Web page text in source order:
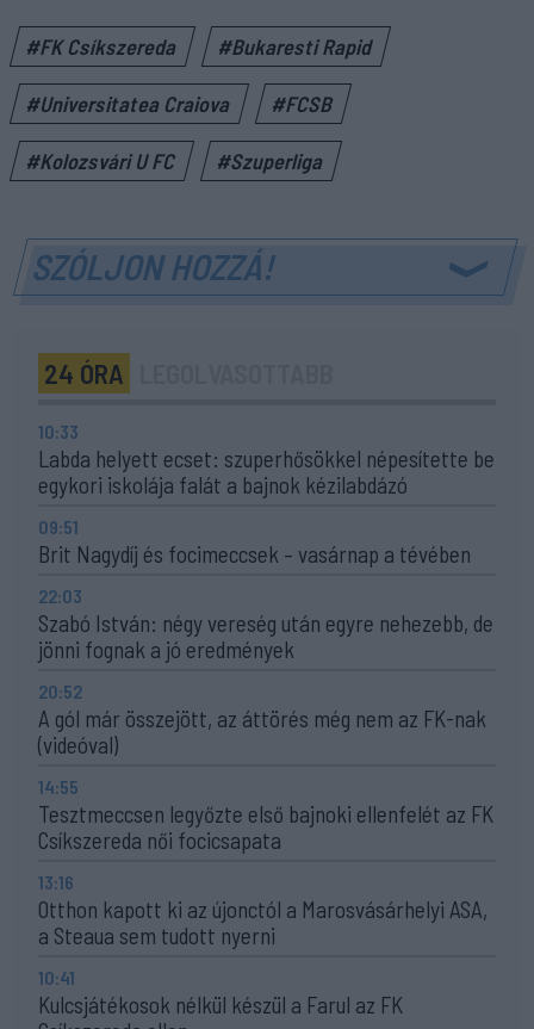
#FK Csíkszereda #Bukaresti Rapid
#Universitatea Craiova #FCSB
#Kolozsvári U FC #Szuperliga
SZÓLJON HOZZÁ!
24 ÓRA
10:33
Labda helyett ecset: szuperhősökkel népesítette be
egykori iskolája falát a bajnok kézilabdázó
09:51
Brit Nagydíj és focimeccsek – vasárnap a tévében
22:03
Szabó István: négy vereség után egyre nehezebb, de
jönni fognak a jó eredmények
20:52
A gól már összejött, az áttörés még nem az FK-nak
(videóval)
14:55
Tesztmeccsen legyőzte első bajnoki ellenfelét az FK
Csíkszereda női focicsapata
13:16
Otthon kapott ki az újonctól a Marosvásárhelyi ASA,
a Steaua sem tudott nyerni
10:41
Kulcsjátékosok nélkül készül a Farul az FK